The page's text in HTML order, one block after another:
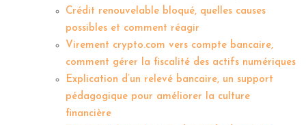
Crédit renouvelable bloqué, quelles causes
possibles et comment réagir
Virement crypto.com vers compte bancaire,
comment gérer la fiscalité des actifs numériques
Explication d’un relevé bancaire, un support
pédagogique pour améliorer la culture
financière